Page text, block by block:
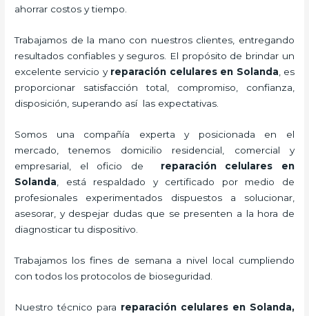
ahorrar costos y tiempo.
Trabajamos de la mano con nuestros clientes, entregando
resultados confiables y seguros. El propósito de brindar un
excelente servicio y reparación celularesen Solanda , es
proporcionar satisfacción total, compromiso, confianza,
disposición, superando así las expectativas.
Somos una compañía experta y posicionada en el
mercado, tenemos domicilio residencial, comercial y
empresarial, el oficio de reparación celulares en
Solanda , está respaldado y certificado por medio de
profesionales experimentados dispuestos a solucionar,
asesorar, y despejar dudas que se presenten a la hora de
diagnosticar tu dispositivo.
Trabajamos los fines de semana a nivel local cumpliendo
con todos los protocolos de bioseguridad.
Nuestro técnico para reparación celulares en Solanda,